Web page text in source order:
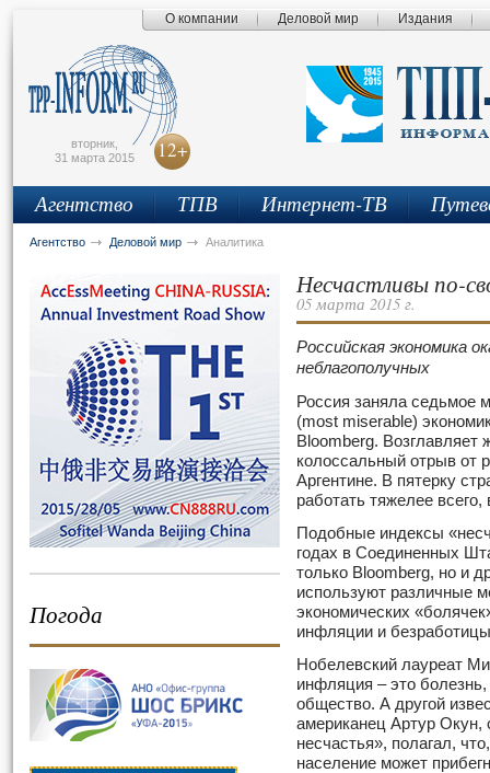
О компании Деловой мир Издания
вторник,
31 марта 2015
12+
Агентство ТПВ Интернет-ТВ
Агентство Деловой мир Аналитика
Погода
Несчастливы по-
05 марта 2015 г.
Российская экономика
неблагополучных
Россия заняла седьмое
(most miserable)
Bloomberg. Возглавляет
колоссальный отрыв от
Аргентине. В пятерку
работать тяжелее
Подобные индексы
годах в Соединенных
только Bloomberg, но и
используют различные
экономических
инфляции и
Нобелевский лауреат
инфляция – это
общество. А другой
американец Артур Окун,
несчастья», полагал,
население может